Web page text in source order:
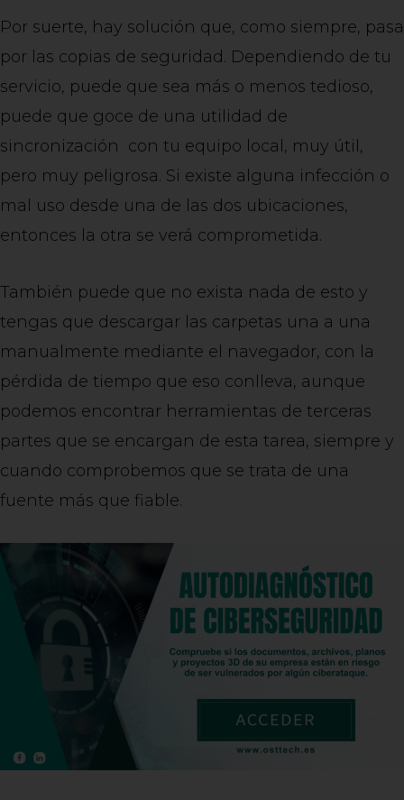
Por suerte, hay solución que, como siempre, pasa
por las copias de seguridad. Dependiendo de tu
servicio, puede que sea más o menos tedioso,
puede que goce de una utilidad de
sincronización con tu equipo local, muy útil,
pero muy peligrosa. Si existe alguna infección o
mal uso desde una de las dos ubicaciones,
entonces la otra se verá comprometida.
También puede que no exista nada de esto y
tengas que descargar las carpetas una a una
manualmente mediante el navegador, con la
pérdida de tiempo que eso conlleva, aunque
podemos encontrar herramientas de terceras
partes que se encargan de esta tarea, siempre y
cuando comprobemos que se trata de una
fuente más que fiable.